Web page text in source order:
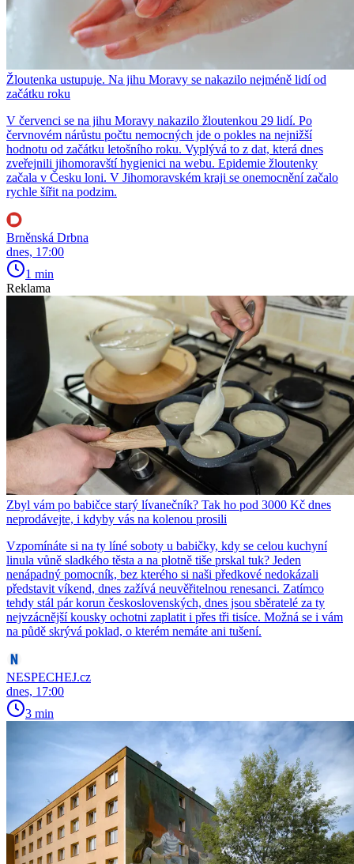
Žloutenka ustupuje. Na jihu Moravy se nakazilo nejméně lidí od
začátku roku
V červenci se na jihu Moravy nakazilo žloutenkou 29 lidí. Po
červnovém nárůstu počtu nemocných jde o pokles na nejnižší
hodnotu od začátku letošního roku. Vyplývá to z dat, která dnes
zveřejnili jihomoravští hygienici na webu. Epidemie žloutenky
začala v Česku loni. V Jihomoravském kraji se onemocnění začalo
rychle šířit na podzim.
Brněnská Drbna
dnes, 17:00
1 min
Reklama
Zbyl vám po babičce starý lívanečník? Tak ho pod 3000 Kč dnes
neprodávejte, i kdyby vás na kolenou prosili
Vzpomínáte si na ty líné soboty u babičky, kdy se celou kuchyní
linula vůně sladkého těsta a na plotně tiše prskal tuk? Jeden
nenápadný pomocník, bez kterého si naši předkové nedokázali
představit víkend, dnes zažívá neuvěřitelnou renesanci. Zatímco
tehdy stál pár korun československých, dnes jsou sběratelé za ty
nejvzácnější kousky ochotni zaplatit i přes tři tisíce. Možná se i vám
na půdě skrývá poklad, o kterém nemáte ani tušení.
NESPECHEJ.cz
dnes, 17:00
3 min